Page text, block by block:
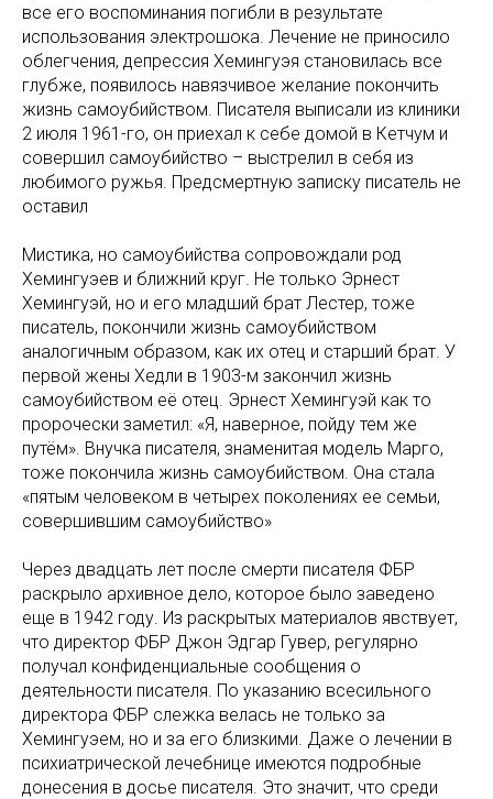
все его воспоминания погибли в результате
использования электрошока. Лечение не приносило
облегчения, депрессия Хемингуэя становилась все
глубже, появилось навязчивое желание покончить
жизнь самоубийством. Писателя выписали из клиники
2 июля 1961-го, он приехал к себе домой в Кетчум и
совершил самоубийство – выстрелил в себя из
любимого ружья. Предсмертную записку писатель не
оставил
Мистика, но самоубийства сопровождали род
Хемингуэев и ближний круг. Не только Эрнест
Хемингуэй, но и его младший брат Лестер, тоже
писатель, покончили жизнь самоубийством
аналогичным образом, как их отец и старший брат. У
первой жены Хедли в 1903-м закончил жизнь
самоубийством её отец. Эрнест Хемингуэй как то
пророчески заметил: «Я, наверное, пойду тем же
путём». Внучка писателя, знаменитая модель Марго,
тоже покончила жизнь самоубийством. Она стала
«пятым человеком в четырех поколениях ее семьи,
совершившим самоубийство»
Через двадцать лет после смерти писателя ФБР
раскрыло архивное дело, которое было заведено
еще в 1942 году. Из раскрытых материалов явствует,
что директор ФБР Джон Эдгар Гувер, регулярно
получал конфиденциальные сообщения о
деятельности писателя. По указанию всесильного
директора ФБР слежка велась не только за
Хемингуэем, но и за его близкими. Даже о лечении в
психиатрической лечебнице имеются подробные
донесения в досье писателя. Это значит, что среди